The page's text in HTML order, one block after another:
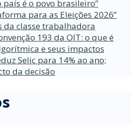
país é o povo brasileiro”
para as Eleições 2026”
classe trabalhadora
193 da OIT: o que é
e seus impactos
Selic para 14% ao ano;
da decisão